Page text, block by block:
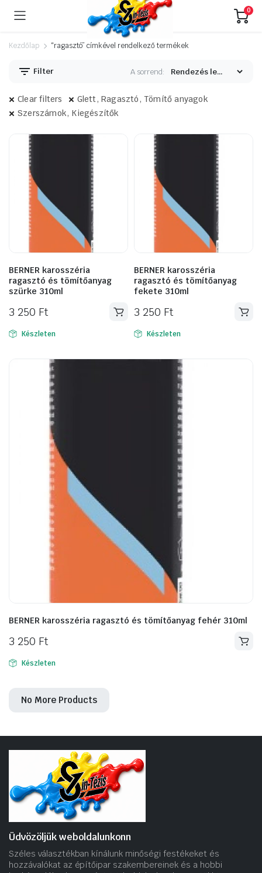
0
Kezdőlap “ragasztó” címkével rendelkező termékek
Filter A sorrend:
Clear filters
Glett, Ragasztó, Tömítő anyagok
Szerszámok, Kiegészítők
BERNER karosszéria
ragasztó és tömítőanyag
szürke 310ml
3 250 Ft
Készleten
BERNER karosszéria
ragasztó és tömítőanyag
fekete 310ml
3 250 Ft
Készleten
BERNER karosszéria ragasztó és tömítőanyag fehér 310ml
3 250 Ft
Készleten
No More Products
Üdvözöljük weboldalunkonn
Széles választékban kínálunk minőségi festékeket és
hozzávalókat az építőipar szakembereinek és a hobbi